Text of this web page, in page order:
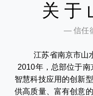
关于
— 信任
江苏省南京市山
2010年，总部位于
智慧科技应用的创新
供高质量、富有创意